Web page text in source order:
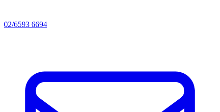
02/6593 6694